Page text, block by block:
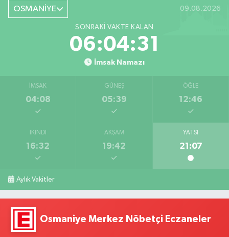
OSMANİYE 09.08.2026
SONRAKI VAKTE KALAN
06:04:30
İmsak Namazı
İMSAK
04:08
GÜNEŞ
05:39
ÖĞLE
12:46
İKINDI
16:32
AKŞAM
19:42
YATSI
21:07
Aylık Vakitler
Osmaniye Merkez Nöbetçi Eczaneler